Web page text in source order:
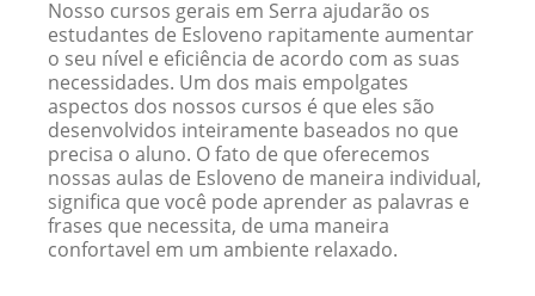
Nosso cursos gerais em Serra ajudarão os
estudantes de Esloveno rapitamente aumentar
o seu nível e eficiência de acordo com as suas
necessidades. Um dos mais empolgates
aspectos dos nossos cursos é que eles são
desenvolvidos inteiramente baseados no que
precisa o aluno. O fato de que oferecemos
nossas aulas de Esloveno de maneira individual,
significa que você pode aprender as palavras e
frases que necessita, de uma maneira
confortavel em um ambiente relaxado.